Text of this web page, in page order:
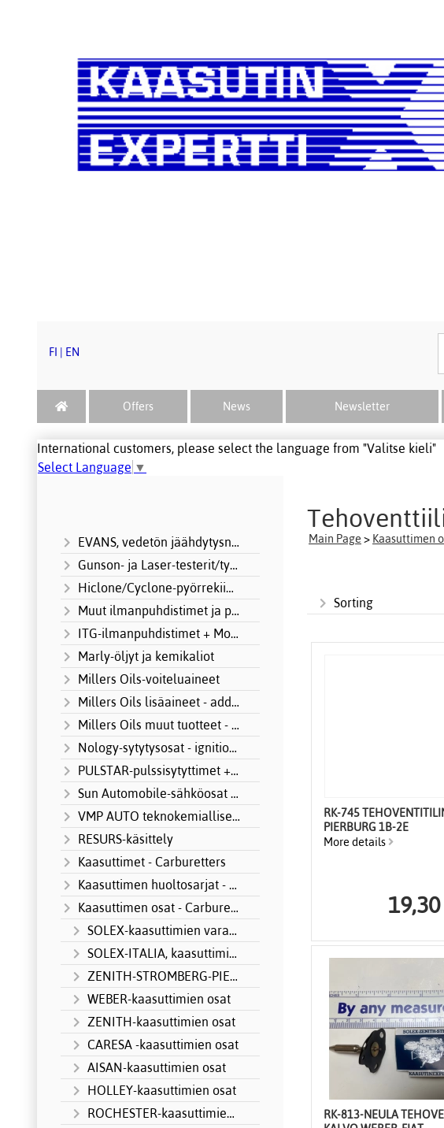
FI EN
Offers News Newsletter
International customers, please select the language from "Valitse kieli"
Select Language ▼
EVANS, vedetön jäähdytysneste
Gunson- ja Laser-testerit/työkalut
Hiclone/Cyclone-pyörrekiihdyttimet
Muut ilmanpuhdistimet ja panokset
ITG-ilmanpuhdistimet + Motorsport
Marly-öljyt ja kemikaliot
Millers Oils-voiteluaineet
Millers Oils lisäaineet - additives
Millers Oils muut tuotteet - other produ
Nology-sytytysosat - ignition systems
PULSTAR-pulssisytyttimet + Motorsport
Sun Automobile-sähköosat MOTORSPORT
VMP AUTO teknokemialliset tuotteet
RESURS-käsittely
Kaasuttimet - Carburetters
Kaasuttimen huoltosarjat - Carburetter S
Kaasuttimen osat - Carburetter parts
SOLEX-kaasuttimien varaosat
SOLEX-ITALIA, kaasuttimien osat
ZENITH-STROMBERG-PIERBURG kaasuttimien osia
WEBER-kaasuttimien osat
ZENITH-kaasuttimien osat
CARESA -kaasuttimien osat
AISAN-kaasuttimien osat
HOLLEY-kaasuttimien osat
ROCHESTER-kaasuttimien osat
Main Page > Kaasuttimen
Sorting
RK-745
PIERBURG 1B-2E
More details
RK-813-NEULA